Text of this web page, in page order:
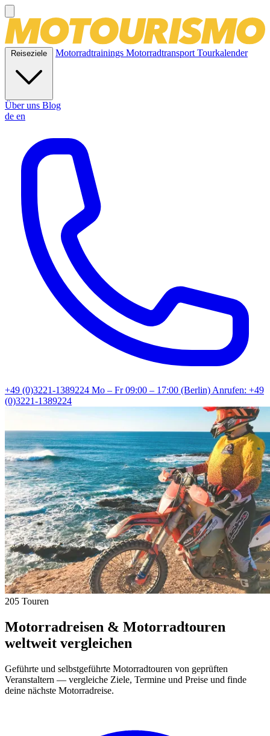
Reiseziele Motorradtrainings MotorradtransportTourkalender
Über uns Blog
de en
+49 (0)3221-1389224 Mo – Fr 09:00 – 17:00 (Berlin)Anrufen: +49
(0)3221-1389224
205 Touren
Motorradreisen & Motorradtouren
weltweit vergleichen
Geführte und selbstgeführte Motorradtouren von geprüften
Veranstaltern — vergleiche Ziele, Termine und Preise und finde
deine nächste Motorradreise.